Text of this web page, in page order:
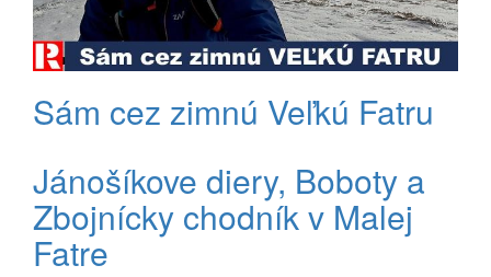
Sám cez zimnú Veľkú Fatru
Jánošíkove diery, Boboty a
Zbojnícky chodník v Malej
Fatre